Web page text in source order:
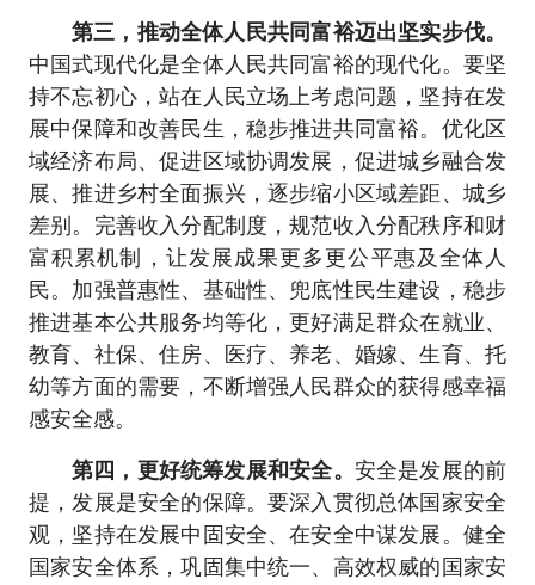
第三，推动全体人民共同富裕迈出坚实步伐。
中国式现代化是全体人民共同富裕的现代化。要坚
持不忘初心，站在人民立场上考虑问题，坚持在发
展中保障和改善民生，稳步推进共同富裕。优化区
域经济布局、促进区域协调发展，促进城乡融合发
展、推进乡村全面振兴，逐步缩小区域差距、城乡
差别。完善收入分配制度，规范收入分配秩序和财
富积累机制，让发展成果更多更公平惠及全体人
民。加强普惠性、基础性、兜底性民生建设，稳步
推进基本公共服务均等化，更好满足群众在就业、
教育、社保、住房、医疗、养老、婚嫁、生育、托
幼等方面的需要，不断增强人民群众的获得感幸福
感安全感。
第四，更好统筹发展和安全。 安全是发展的前
提，发展是安全的保障。要深入贯彻总体国家安全
观，坚持在发展中固安全、在安全中谋发展。健全
国家安全体系，巩固集中统一、高效权威的国家安